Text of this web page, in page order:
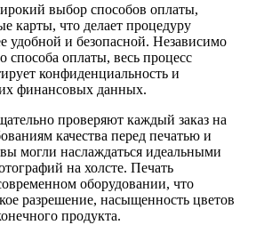
выбор способов оплаты,
карты, что делает процедуру
удобной и безопасной. Независимо
способа оплаты, весь процесс
конфиденциальность и
финансовых данных.
проверяют каждый заказ на
качества перед печатью и
могли наслаждаться идеальными
на холсте. Печать
оборудовании, что
разрешение, насыщенность цветов
продукта.